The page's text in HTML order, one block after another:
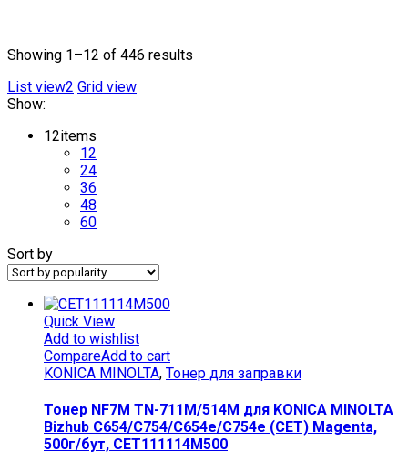
Product categories
Барабан / Драм-юнит
Девелопер
Дозирующее лезвие/Ракель
Картридж
Магнитный вал/вал проявки
Плата
Проекторы
Прочее
Ролик заряда/Ролик/лента переноса
Ролик/Сепаратор/Тормозная площадка
Смазка/Клей/Вспомогательные материалы
Тонер для заправки
Фьюзер/Термопленка/тефлоновый вал
Чип
Showing 1–12 of 446 results
List view2 Grid view
Show:
12items
12
24
36
48
60
Sort by
Quick View
Add to wishlist
CompareAdd to cart
KONICA MINOLTA, Тонер для заправки
Тонер NF7M TN-711M/514M для KONICA MINOLTA
Bizhub C654/C754/C654e/C754e (CET) Magenta,
500г/бут, CET111114M500